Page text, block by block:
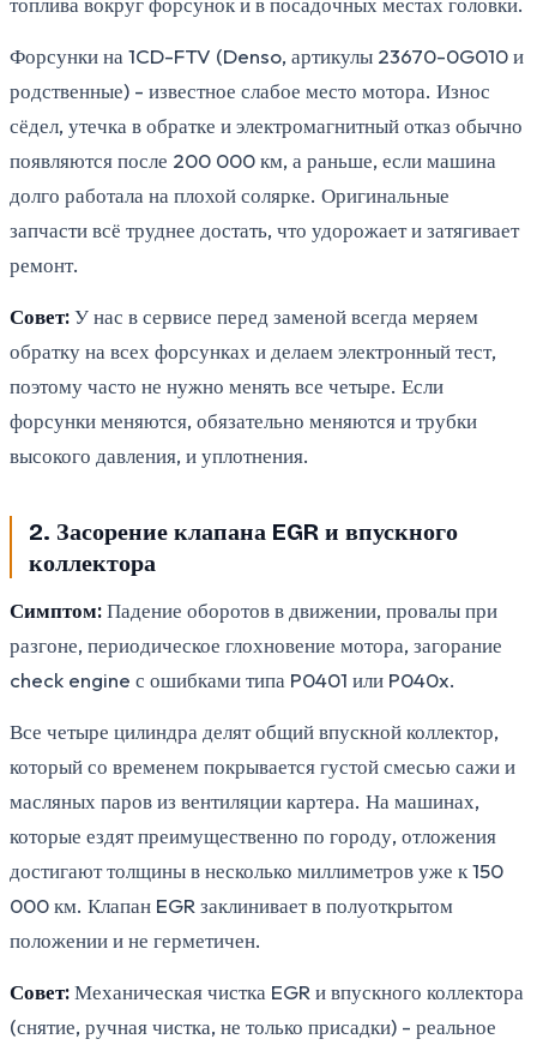
Форсунки на 1CD-FTV (Denso, артикулы 23670-0G010 и
родственные) - известное слабое место мотора. Износ
сёдел, утечка в обратке и электромагнитный отказ обычно
появляются после 200 000 км, а раньше, если машина
долго работала на плохой солярке. Оригинальные
запчасти всё труднее достать, что удорожает и затягивает
ремонт.
Совет:У нас в сервисе перед заменой всегда меряем
обратку на всех форсунках и делаем электронный тест,
поэтому часто не нужно менять все четыре. Если
форсунки меняются, обязательно меняются и трубки
высокого давления, и уплотнения.
2. Засорение клапана EGR и впускного
коллектора
Симптом:Падение оборотов в движении, провалы при
разгоне, периодическое глохновение мотора, загорание
check engine с ошибками типа P0401 или P040x.
Все четыре цилиндра делят общий впускной коллектор,
который со временем покрывается густой смесью сажи и
масляных паров из вентиляции картера. На машинах,
которые ездят преимущественно по городу, отложения
достигают толщины в несколько миллиметров уже к 150
000 км. Клапан EGR заклинивает в полуоткрытом
положении и не герметичен.
Совет:Механическая чистка EGR и впускного коллектора
(снятие, ручная чистка, не только присадки) - реальное